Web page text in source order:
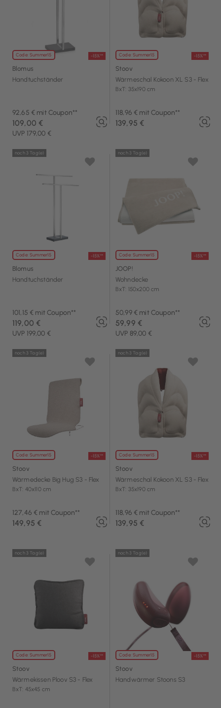
Code: Summer15 -15%**
Blomus
Handtuchständer
92,65 € mit Coupon**
UVP 179,00 €
109,00 €
Code: Summer15 -15%**
Stoov
Wärmeschal Kokoon XL S3 - Flex
BxT: 35x190 cm
118,96 € mit Coupon**
139,95 €
Code: Summer15 -15%**
noch 3 Tag(e)
Blomus
Handtuchständer
101,15 € mit Coupon**
UVP 199,00 €
119,00 €
Code: Summer15 -15%**
noch 3 Tag(e)
JOOP!
Wohndecke
BxT: 150x200 cm
50,99 € mit Coupon**
UVP 89,00 €
59,99 €
Code: Summer15 -15%**
noch 3 Tag(e)
Stoov
Wärmedecke Big Hug S3 - Flex
BxT: 40x110 cm
127,46 € mit Coupon**
149,95 €
Code: Summer15 -15%**
noch 3 Tag(e)
Stoov
Wärmeschal Kokoon XL S3 - Flex
BxT: 35x190 cm
118,96 € mit Coupon**
139,95 €
Code: Summer15 -15%**
noch 3 Tag(e)
Stoov
Wärmekissen Ploov S3 - Flex
BxT: 45x45 cm
Code: Summer15 -15%**
noch 3 Tag(e)
Stoov
Handwärmer Stoons S3